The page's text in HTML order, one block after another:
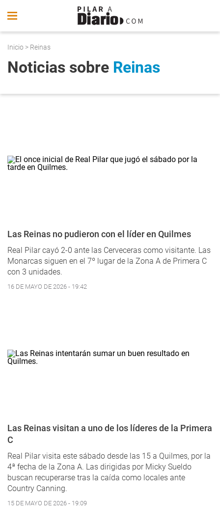
Inicio > Reinas
Noticias sobre Reinas
Las Reinas no pudieron con el líder en Quilmes
Real Pilar cayó 2-0 ante las Cerveceras como visitante. Las
Monarcas siguen en el 7º lugar de la Zona A de Primera C
con 3 unidades.
16 DE MAYO DE 2026 - 19:42
Las Reinas visitan a uno de los líderes de la Primera
C
Real Pilar visita este sábado desde las 15 a Quilmes, por la
4ª fecha de la Zona A. Las dirigidas por Micky Sueldo
buscan recuperarse tras la caída como locales ante
Country Canning.
15 DE MAYO DE 2026 - 19:09